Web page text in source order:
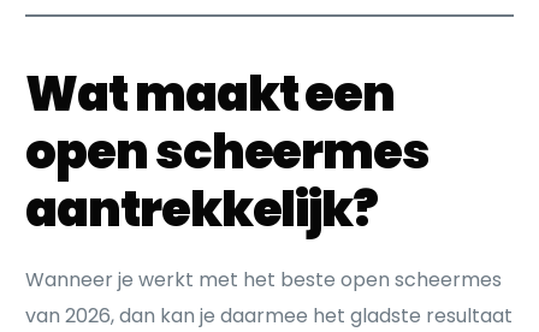
Wat maakt een
open scheermes
aantrekkelijk?
Wanneer je werkt met het beste open scheermes
van 2026, dan kan je daarmee het gladste resultaat